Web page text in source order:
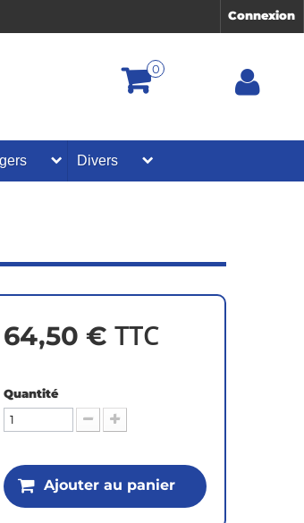
Connexion
0
Divers
64,50 € TTC
Quantité
Ajouter au panier